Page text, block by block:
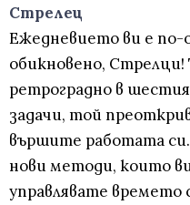
Стрелец
Ежедневието ви е
обикновено, Стрелци!
ретроградно в
задачи, той
вършите работата
нови методи, които
управлявате времето